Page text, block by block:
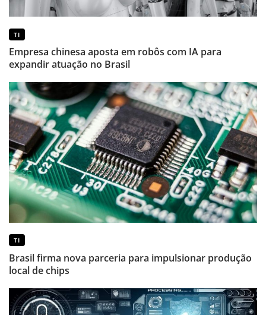
TI
Empresa chinesa aposta em robôs com IA para
expandir atuação no Brasil
TI
Brasil firma nova parceria para impulsionar produção
local de chips